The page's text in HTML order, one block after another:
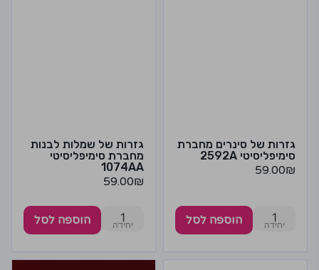
גזרות של סינרים מחברת
סימיפליסיטי 2592A
59.00₪
1 הוספה לסל
גזרות של שמלות לבנות
מחברת סימיפליסיטי
1074AA
59.00₪
1 הוספה לסל